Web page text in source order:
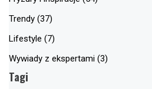
Trendy (37)
Lifestyle (7)
Wywiady z ekspertami (3)
Tagi